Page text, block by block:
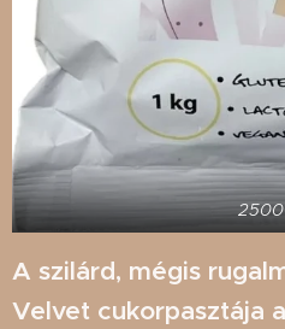
A szilárd, mégis
Velvet cukorpasztája